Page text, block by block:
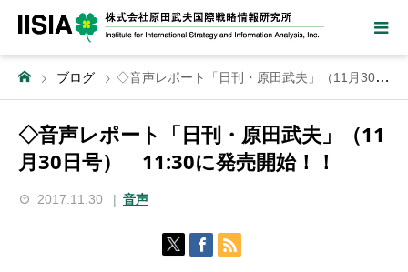
ブログ ◇音声レポート「日刊・原田武夫」（11月30日号） 11:30に発売開始！！
◇音声レポート「日刊・原田武夫」（11
月30日号） 11:30に発売開始！！
2017.11.30 音声